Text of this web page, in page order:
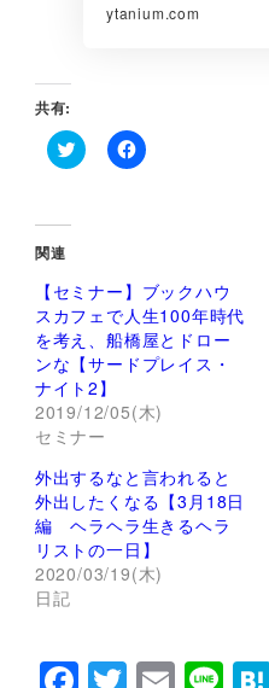
ytanium.com
共有:
ク
し
て
T
i
t
t
e
r
で
共
有
(
新
し
い
ウ
ィ
ン
ド
ウ
で
開
き
ま
F
で
共
有
す
る
に
ク
リ
て
く
だ
さ
い
新
ド
関連
【セミナー】ブックハウ
スカフェで人生100年時代
を考え、船橋屋とドロー
ンな【サードプレイス・
ナイト2】
2019/12/05(木)
セミナー
外出するなと言われると
外出したくなる【3月18日
編 ヘラヘラ生きるヘラ
リストの一日】
2020/03/19(木)
日記